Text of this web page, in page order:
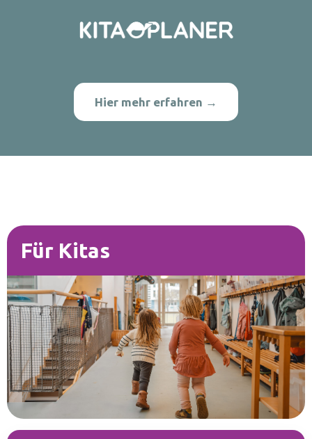
Hier mehr erfahren →
Für Kitas